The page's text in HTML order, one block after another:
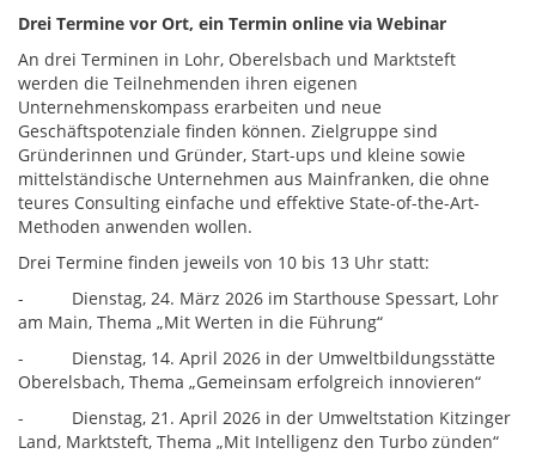
Drei Termine vor Ort, ein Termin online via Webinar
An drei Terminen in Lohr, Oberelsbach und Marktsteft
werden die Teilnehmenden ihren eigenen
Unternehmenskompass erarbeiten und neue
Geschäftspotenziale finden können. Zielgruppe sind
Gründerinnen und Gründer, Start-ups und kleine sowie
mittelständische Unternehmen aus Mainfranken, die ohne
teures Consulting einfache und effektive State-of-the-Art-
Methoden anwenden wollen.
Drei Termine finden jeweils von 10 bis 13 Uhr statt:
- Dienstag, 24. März 2026 im Starthouse Spessart, Lohr
am Main, Thema „Mit Werten in die Führung“
- Dienstag, 14. April 2026 in der Umweltbildungsstätte
Oberelsbach, Thema „Gemeinsam erfolgreich innovieren“
- Dienstag, 21. April 2026 in der Umweltstation Kitzinger
Land, Marktsteft, Thema „Mit Intelligenz den Turbo zünden“